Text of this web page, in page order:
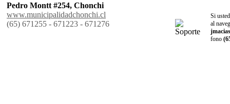
Pedro Montt #254, Chonchi
www.municipalidadchonchi.cl
(65) 671255 - 671223 - 671276
Si
al
fono